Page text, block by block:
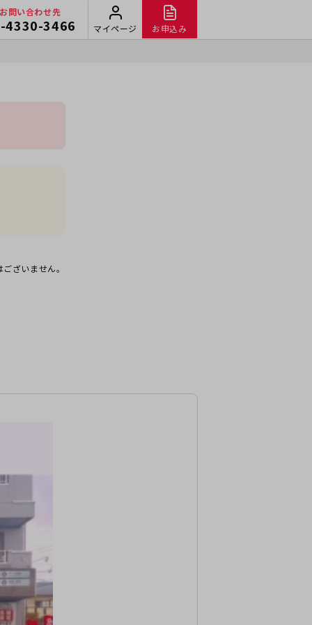
問い合わせ先
4330-3466 マイページ お申込み
ざいません。